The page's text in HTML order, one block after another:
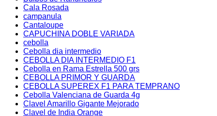
Cala Rosada
campanula
Cantaloupe
CAPUCHINA DOBLE VARIADA
cebolla
Cebolla dia intermedio
CEBOLLA DIA INTERMEDIO F1
Cebolla en Rama Estrella 500 grs
CEBOLLA PRIMOR Y GUARDA
CEBOLLA SUPEREX F1 PARA TEMPRANO
Cebolla Valenciana de Guarda 4g
Clavel Amarillo Gigante Mejorado
Clavel de India Orange